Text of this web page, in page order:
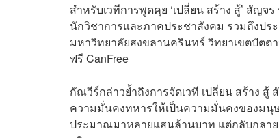
สำหรับเวทีการพูดคุย ‘เปลี่ยน สร้าง สู้’ สัญ
นักวิชาการและภาคประชาสังคม รวมถึงป
มหาวิทยาลัยสงขลานครินทร์ วิทยาเขตปัตต
ฟรี CanFree
กัณวีร์กล่าวย้ำถึงการจัดเวที เปลี่ยน สร้าง
ความมั่นคงทหารให้เป็นความมั่นคงของม
ประมาณมาหลายแสนล้านบาท แต่กลับกลาย